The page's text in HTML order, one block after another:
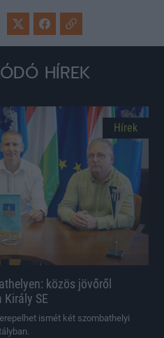
HÍREK
Hírek
közös jövőről
SE
ismét két szombathelyi